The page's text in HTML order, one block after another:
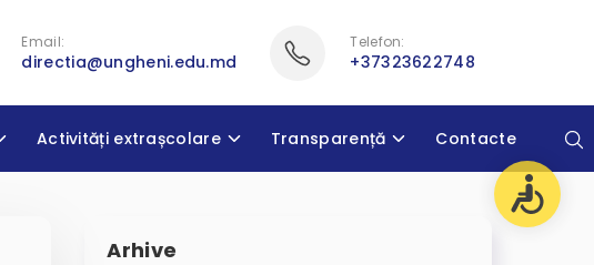
Email:
directia@ungheni.edu.md
Telefon:
+37323622748
Activități extrașcolare Transparență Contacte
Arhive